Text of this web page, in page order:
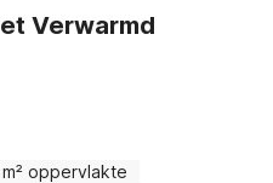
Verwarmd
oppervlakte